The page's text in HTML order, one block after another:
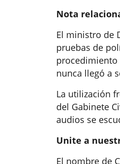
Nota
El ministro de
pruebas de
procedimiento
nunca llegó a
La utilización
del Gabinete
audios se
Unite a
El nombre de